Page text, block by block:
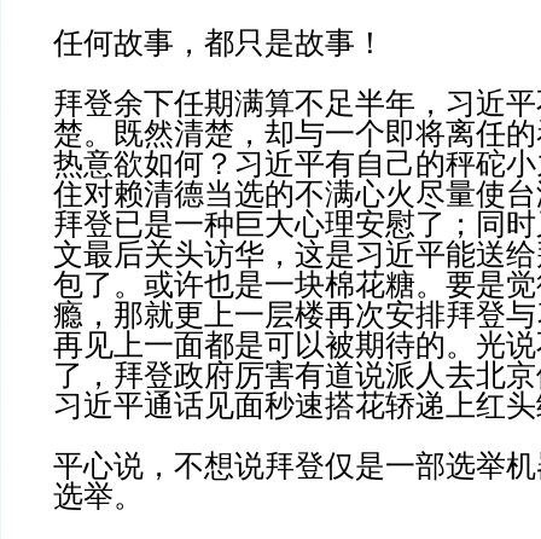
任何故事，都只是故事！
拜登余下任期满算不足半年，习近
楚。既然清楚，却与一个即将离任
热意欲如何？习近平有自己的秤砣
住对赖清德当选的不满心火尽量使
拜登已是一种巨大心理安慰了；同
文最后关头访华，这是习近平能送
包了。或许也是一块棉花糖。要是
瘾，那就更上一层楼再次安排拜登
再见上一面都是可以被期待的。光
了，拜登政府厉害有道说派人去北
习近平通话见面秒速搭花轿递上红
平心说，不想说拜登仅是一部选举
选举。